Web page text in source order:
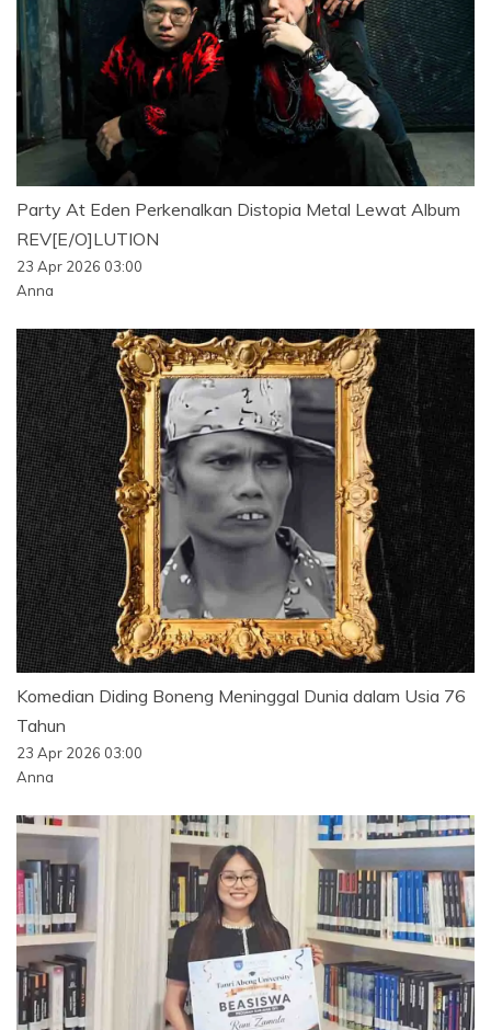
Party At Eden Perkenalkan Distopia Metal Lewat Album
REV[E/O]LUTION
23 Apr 2026 03:00
Anna
Komedian Diding Boneng Meninggal Dunia dalam Usia 76
Tahun
23 Apr 2026 03:00
Anna